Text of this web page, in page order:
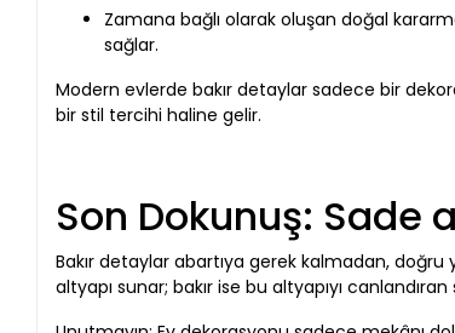
Zamana bağlı olarak oluşan doğal
sağlar.
Modern evlerde bakır detaylar sadece bir
bir stil tercihi haline gelir.
Son Dokunuş: Sade
Bakır detaylar abartıya gerek kalmadan,
altyapı sunar; bakır ise bu altyapıyı